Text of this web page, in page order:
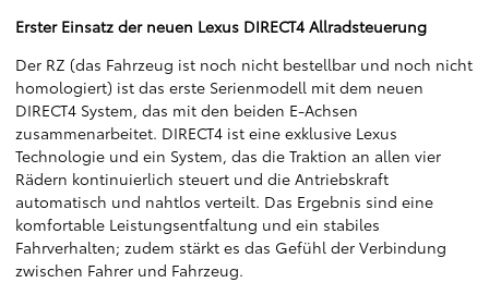
Erster Einsatz der neuen Lexus DIRECT4 Allradsteuerung
Der RZ (das Fahrzeug ist noch nicht bestellbar und noch nicht
homologiert) ist das erste Serienmodell mit dem neuen
DIRECT4 System, das mit den beiden E-Achsen
zusammenarbeitet. DIRECT4 ist eine exklusive Lexus
Technologie und ein System, das die Traktion an allen vier
Rädern kontinuierlich steuert und die Antriebskraft
automatisch und nahtlos verteilt. Das Ergebnis sind eine
komfortable Leistungsentfaltung und ein stabiles
Fahrverhalten; zudem stärkt es das Gefühl der Verbindung
zwischen Fahrer und Fahrzeug.